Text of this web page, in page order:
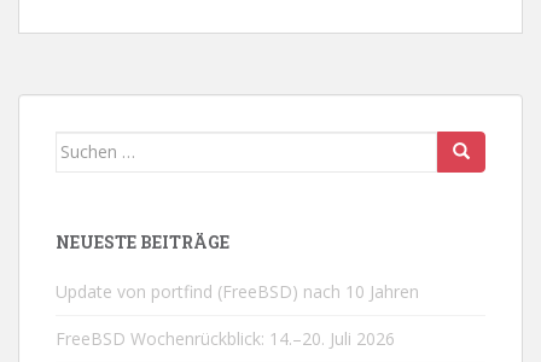
Suchen
NEUESTE BEITRÄGE
Update von portfind (FreeBSD) nach 10 Jahren
FreeBSD Wochenrückblick: 14.–20. Juli 2026